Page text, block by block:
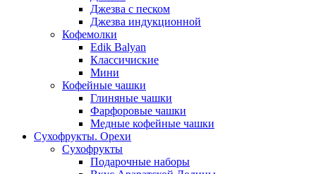
Джезва с песком
Джезва индукционной
Кофемолки
Edik Balyan
Классичиские
Мини
Кофейные чашки
Глиняные чашки
Фарфоровые чашки
Медные кофейные чашки
Сухофрукты. Орехи
Сухофрукты
Подарочные наборы